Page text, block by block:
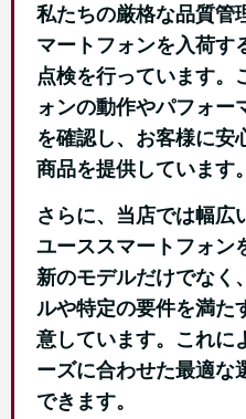
私たちの厳格な品質管
マートフォンを入荷す
点検を行っています。
ォンの動作やパフォー
を確認し、お客様に安
商品を提供しています。
さらに、当店では幅広
ユーススマートフォン
新のモデルだけでなく
ルや特定の要件を満た
意しています。これに
ーズに合わせた最適な
できます。